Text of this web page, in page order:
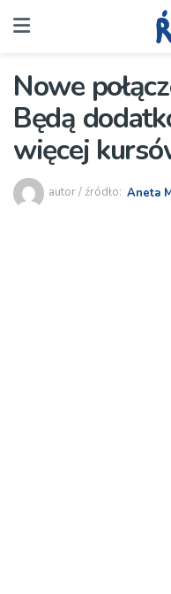
Nowe
Będą
więcej
autor / źródło: Aneta